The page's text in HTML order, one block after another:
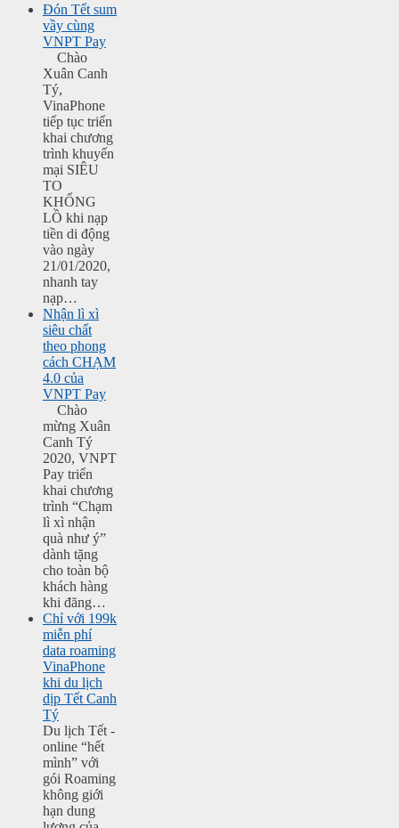
Đón Tết sum
vầy cùng
VNPT Pay
Chào
Xuân Canh
Tý,
VinaPhone
tiếp tục triển
khai chương
trình khuyến
mại SIÊU
TO
KHỔNG
LỒ khi nạp
tiền di động
vào ngày
21/01/2020,
nhanh tay
nạp…
Nhận lì xì
siêu chất
theo phong
cách CHẠM
4.0 của
VNPT Pay
Chào
mừng Xuân
Canh Tý
2020, VNPT
Pay triển
khai chương
trình “Chạm
lì xì nhận
quà như ý”
dành tặng
cho toàn bộ
khách hàng
khi đăng…
Chỉ với 199k
miễn phí
data roaming
VinaPhone
khi du lịch
dịp Tết Canh
Tý
Du lịch Tết -
online “hết
mình” với
gói Roaming
không giới
hạn dung